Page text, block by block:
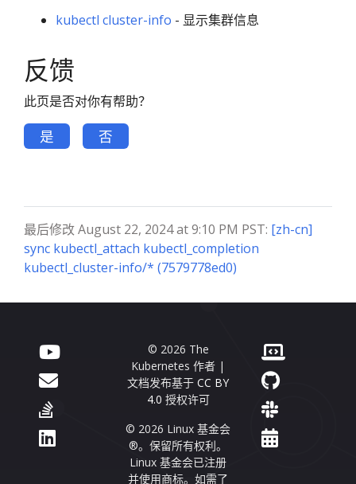
kubectl cluster-info - 显示集群信息
反馈
此页是否对你有帮助？
是 否
最后修改 August 22, 2024 at 9:10 PM PST: [zh-cn]
sync kubectl_attach kubectl_completion
kubectl_cluster-info/* (7579778ed0)
© 2026 The
Kubernetes 作者 |
文档发布基于 CC BY
4.0 授权许可
© 2026 Linux 基金会
®。保留所有权利。
Linux 基金会已注册
并使用商标。如需了